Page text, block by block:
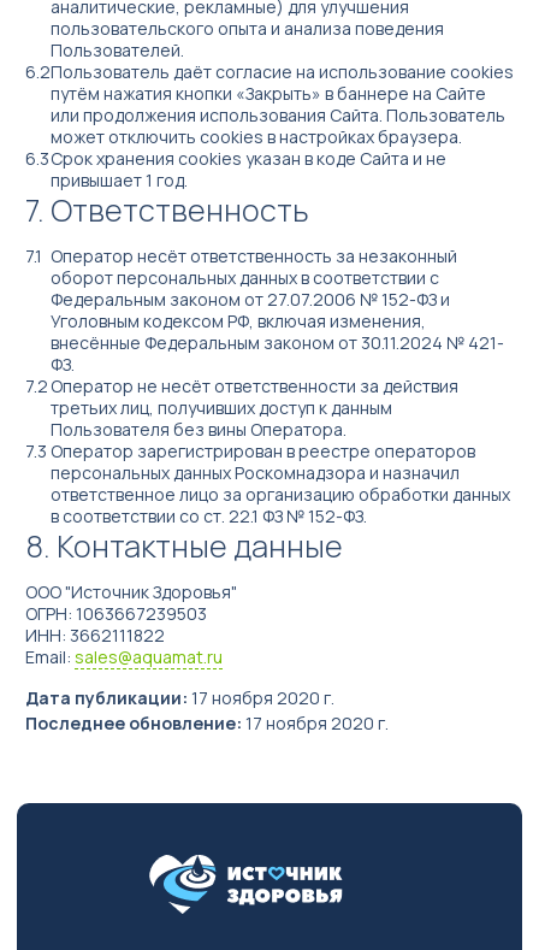
аналитические, рекламные) для улучшения
пользовательского опыта и анализа поведения
Пользователей.
Пользователь даёт согласие на использование cookies
путём нажатия кнопки «Закрыть» в баннере на Сайте
или продолжения использования Сайта. Пользователь
может отключить cookies в настройках браузера.
Срок хранения cookies указан в коде Сайта и не
привышает 1 год.
Ответственность
Оператор несёт ответственность за незаконный
оборот персональных данных в соответствии с
Федеральным законом от 27.07.2006 № 152-ФЗ и
Уголовным кодексом РФ, включая изменения,
внесённые Федеральным законом от 30.11.2024 № 421-
ФЗ.
Оператор не несёт ответственности за действия
третьих лиц, получивших доступ к данным
Пользователя без вины Оператора.
Оператор зарегистрирован в реестре операторов
персональных данных Роскомнадзора и назначил
ответственное лицо за организацию обработки данных
в соответствии со ст. 22.1 ФЗ № 152-ФЗ.
Контактные данные
ООО "Источник Здоровья"
ОГРН: 1063667239503
ИНН: 3662111822
Email: sales@aquamat.ru
Дата публикации: 17 ноября 2020 г.
Последнее обновление: 17 ноября 2020 г.